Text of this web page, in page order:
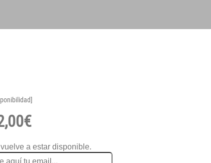
a estar disponible.